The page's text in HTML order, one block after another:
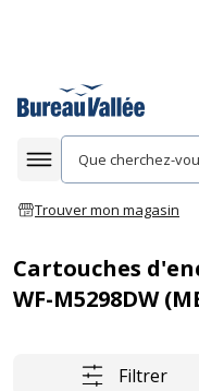
Afficher la
Trouver mon magasin
Cartouches
WF-M5298DW
Filtrer